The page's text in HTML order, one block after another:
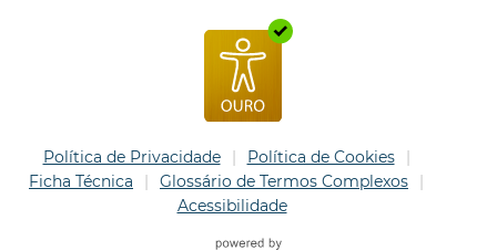
Política de Privacidade
Política de Cookies
Ficha Técnica
Glossário de Termos Complexos
Acessibilidade